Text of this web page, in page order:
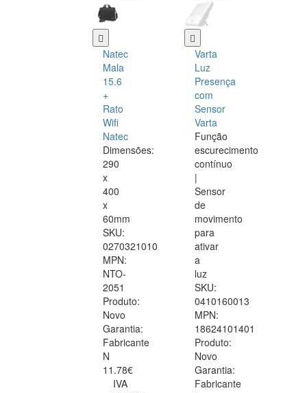
Natec
Mala
15.6
+
Rato
Wifi
Natec
Dimensões:
290
x
400
x
60mm
SKU:
0270321010
MPN:
NTO-
2051
Produto:
Novo
Garantia:
Fabricante
N
11.78€
IVA
Varta
Luz
Presença
com
Sensor
Varta
Função
escurecimento
contínuo
|
Sensor
de
movimento
para
ativar
a
luz
SKU:
0410160013
MPN:
18624101401
Produto:
Novo
Garantia:
Fabricante